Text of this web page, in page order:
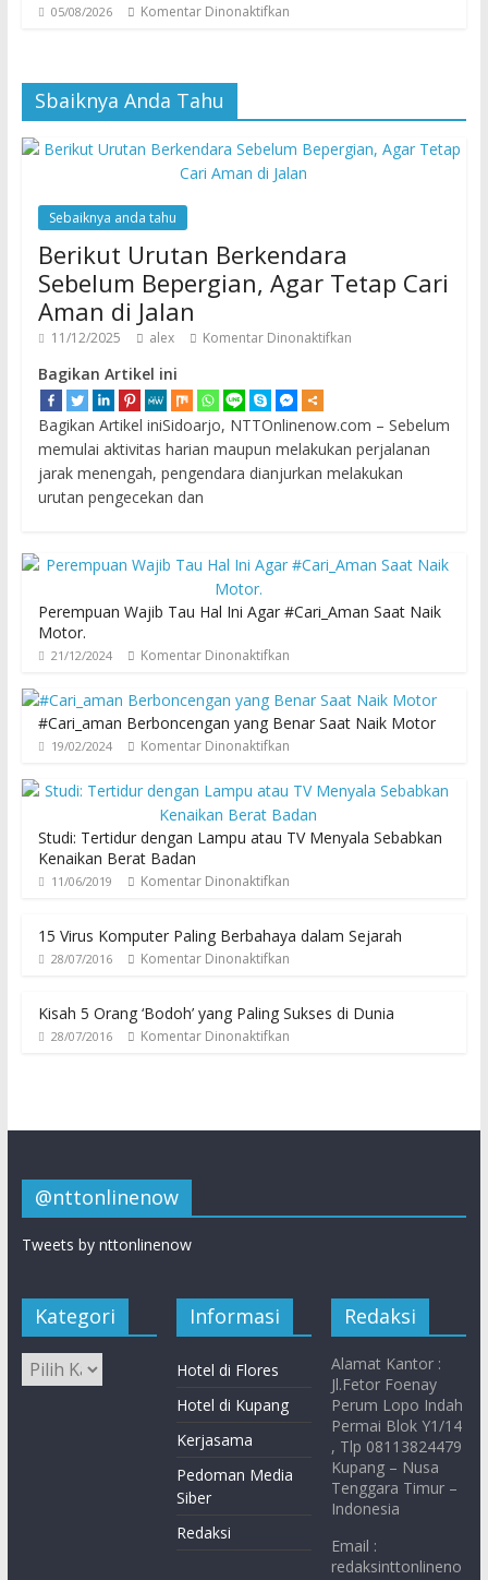
05/08/2026 Komentar Dinonaktifkan
Sbaiknya Anda Tahu
Sebaiknya anda tahu
Berikut Urutan Berkendara
Sebelum Bepergian, Agar Tetap Cari
Aman di Jalan
11/12/2025 alex Komentar Dinonaktifkan
Bagikan Artikel ini
Bagikan Artikel iniSidoarjo, NTTOnlinenow.com – Sebelum
memulai aktivitas harian maupun melakukan perjalanan
jarak menengah, pengendara dianjurkan melakukan
urutan pengecekan dan
Perempuan Wajib Tau Hal Ini Agar #Cari_Aman Saat Naik
Motor.
21/12/2024 Komentar Dinonaktifkan
#Cari_aman Berboncengan yang Benar Saat Naik Motor
19/02/2024 Komentar Dinonaktifkan
Studi: Tertidur dengan Lampu atau TV Menyala Sebabkan
Kenaikan Berat Badan
11/06/2019 Komentar Dinonaktifkan
15 Virus Komputer Paling Berbahaya dalam Sejarah
28/07/2016 Komentar Dinonaktifkan
Kisah 5 Orang ‘Bodoh’ yang Paling Sukses di Dunia
28/07/2016 Komentar Dinonaktifkan
@nttonlinenow
Tweets by nttonlinenow
Kategori Informasi
Hotel di Flores
Hotel di Kupang
Kerjasama
Pedoman Media
Siber
Redaksi
Redaksi
Alamat Kantor :
Jl.Fetor Foenay
Perum Lopo Indah
Permai Blok Y1/14
, Tlp 08113824479
Kupang – Nusa
Tenggara Timur –
Indonesia
Email :
redaksinttonlineno